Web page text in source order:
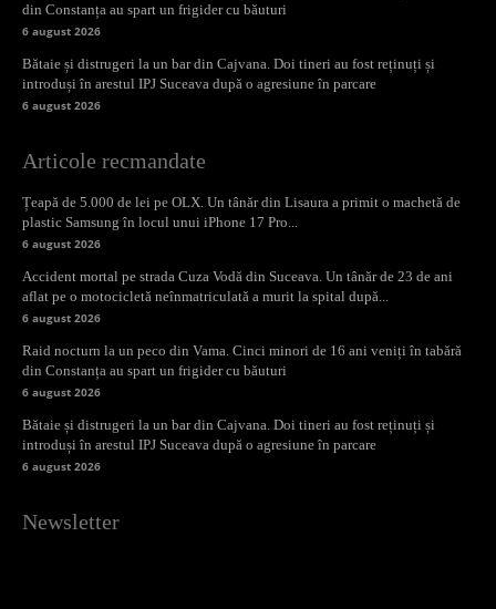
din Constanța au spart un frigider cu băuturi
6 august 2026
Bătaie și distrugeri la un bar din Cajvana. Doi tineri au fost reținuți și
introduși în arestul IPJ Suceava după o agresiune în parcare
6 august 2026
Articole recmandate
Țeapă de 5.000 de lei pe OLX. Un tânăr din Lisaura a primit o machetă de
plastic Samsung în locul unui iPhone 17 Pro...
6 august 2026
Accident mortal pe strada Cuza Vodă din Suceava. Un tânăr de 23 de ani
aflat pe o motocicletă neînmatriculată a murit la spital după...
6 august 2026
Raid nocturn la un peco din Vama. Cinci minori de 16 ani veniți în tabără
din Constanța au spart un frigider cu băuturi
6 august 2026
Bătaie și distrugeri la un bar din Cajvana. Doi tineri au fost reținuți și
introduși în arestul IPJ Suceava după o agresiune în parcare
6 august 2026
Newsletter